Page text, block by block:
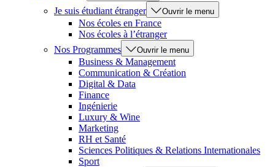
Je suis étudiant étranger Ouvrir le menu
Nos écoles en France
Nos écoles à l’étranger
Nos Programmes
Ouvrir le menu
Business & Management
Communication & Création
Digital & Data
Finance
Ingénierie
Luxury & Wine
Marketing
RH et Santé
Sciences Politiques & Relations Internationales
Sport